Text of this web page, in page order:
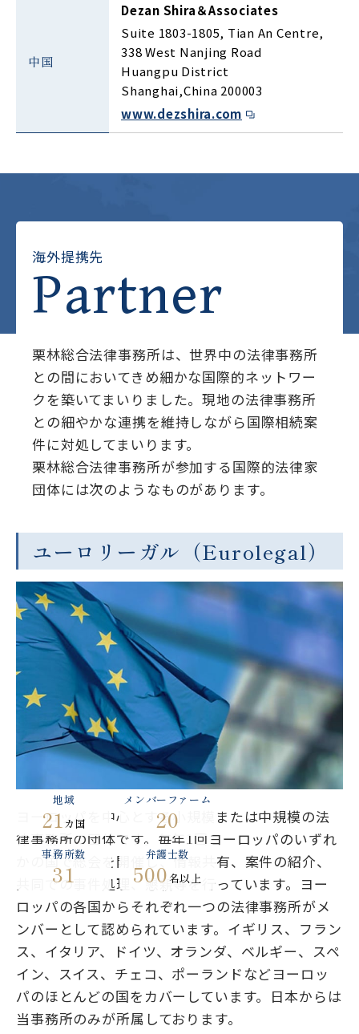
中国
Dezan Shira＆Associates
Suite 1803-1805, Tian An Centre,
338 West Nanjing Road
Huangpu District
Shanghai,China 200003
www.dezshira.com
海外提携先
Partner
栗林総合法律事務所は、世界中の法律事務所
との間においてきめ細かな国際的ネットワー
クを築いてまいりました。現地の法律事務所
との細やかな連携を維持しながら国際相続案
件に対処してまいります。
栗林総合法律事務所が参加する国際的法律家
団体には次のようなものがあります。
ユーロリーガル（Eurolegal）
地域
21 カ国
メンバーファーム
20
事務所数
31
弁護士数
500名以上
ヨーロッパを中心とする小規模または中規模の法
律事務所の団体です。毎年1回ヨーロッパのいずれ
かの国で総会を開催し、情報共有、案件の紹介、
共同での事件処理、懇親等を行っています。ヨー
ロッパの各国からそれぞれ一つの法律事務所がメ
ンバーとして認められています。イギリス、フラン
ス、イタリア、ドイツ、オランダ、ベルギー、スペ
イン、スイス、チェコ、ポーランドなどヨーロッ
パのほとんどの国をカバーしています。日本からは
当事務所のみが所属しております。